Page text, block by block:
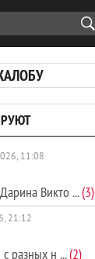
11:08
Викто ...(3)
21:12
разных н ...(2)